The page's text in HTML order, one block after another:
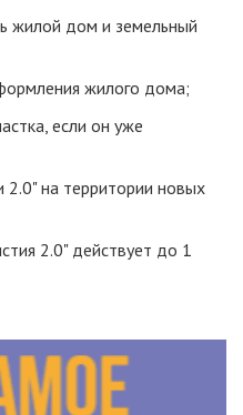
жилой дом и земельный
жилого дома;
если он уже
2.0" на территории новых
2.0" действует до 1